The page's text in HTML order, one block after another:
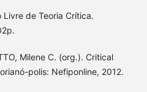
Livre de Teoria Crítica.
Milene C. (org.). Critical
polis: Nefiponline, 2012.